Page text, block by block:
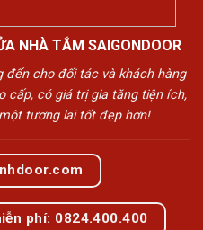
NHÀ TẮM SAIGONDOOR
đến cho đối tác và khách hàng
cấp, có giá trị gia tăng tiện ích,
tương lai tốt đẹp hơn!
phí: 0824.400.400